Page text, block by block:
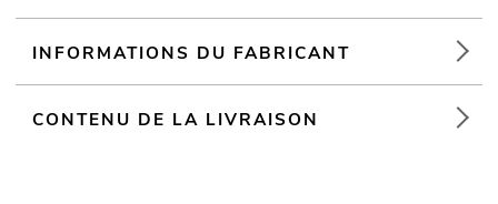
INFORMATIONS DU FABRICANT
CONTENU DE LA LIVRAISON